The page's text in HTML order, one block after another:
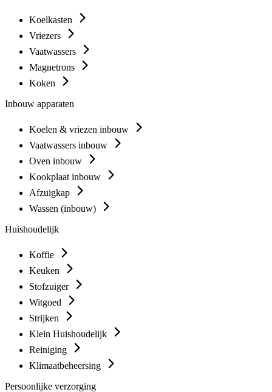
Koelkasten
Vriezers
Vaatwassers
Magnetrons
Koken
Inbouw apparaten
Koelen & vriezen inbouw
Vaatwassers inbouw
Oven inbouw
Kookplaat inbouw
Afzuigkap
Wassen (inbouw)
Huishoudelijk
Koffie
Keuken
Stofzuiger
Witgoed
Strijken
Klein Huishoudelijk
Reiniging
Klimaatbeheersing
Persoonlijke verzorging